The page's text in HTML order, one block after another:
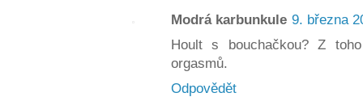
Modrá karbunkule 9. března
Hoult s bouchačkou? Z
orgasmů.
Odpovědět